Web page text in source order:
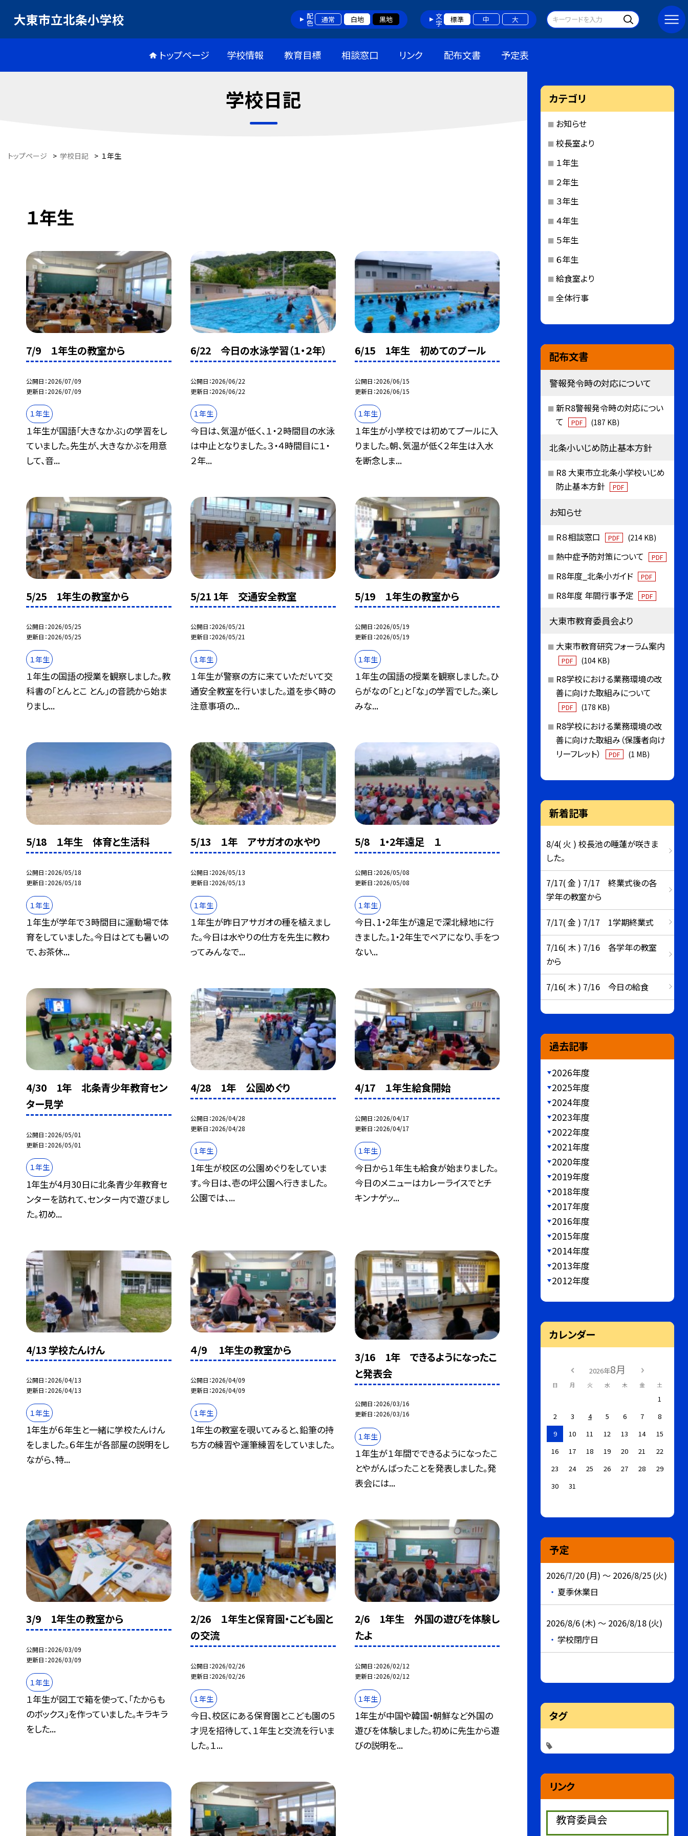
大東市立北条小学校 配色 通常 白地 黒地 文字 標準 中 大
トップページ 学校情報 教育目標 相談窓口 リンク 配布文書 予定表
学校日記
トップページ > 学校日記 > １年生
１年生
7/9 １年生の教室から
公開日 2026/07/09
更新日 2026/07/09
１年生
１年生が国語「大きなかぶ」の学習をし
ていました。先生が、大きなかぶを用意
して、音...
6/22 今日の水泳学習（１・２年）
公開日 2026/06/22
更新日 2026/06/22
１年生
今日は、気温が低く、１・２時間目の水泳
は中止となりました。３・４時間目に１・
２年...
6/15 1年生 初めてのプール
公開日 2026/06/15
更新日 2026/06/15
１年生
１年生が小学校では初めてプールに入
りました。朝、気温が低く２年生は入水
を断念しま...
5/25 1年生の教室から
公開日 2026/05/25
更新日 2026/05/25
１年生
１年生の国語の授業を観察しました。教
科書の「とんとこ とん」の音読から始ま
りまし...
5/21 1年 交通安全教室
公開日 2026/05/21
更新日 2026/05/21
１年生
１年生が警察の方に来ていただいて交
通安全教室を行いました。道を歩く時の
注意事項の...
5/19 １年生の教室から
公開日 2026/05/19
更新日 2026/05/19
１年生
１年生の国語の授業を観察しました。ひ
らがなの「と」と「な」の学習でした。楽し
みな...
5/18 １年生 体育と生活科
公開日 2026/05/18
更新日 2026/05/18
１年生
１年生が学年で３時間目に運動場で体
育をしていました。今日はとても暑いの
で、お茶休...
5/13 １年 アサガオの水やり
公開日 2026/05/13
更新日 2026/05/13
１年生
１年生が昨日アサガオの種を植えまし
た。今日は水やりの仕方を先生に教わ
ってみんなで...
5/8 1・2年遠足 １
公開日 2026/05/08
更新日 2026/05/08
１年生
今日、1・2年生が遠足で深北緑地に行
きました。1・2年生でペアになり、手をつ
ない...
4/30 1年 北条青少年教育セン
ター見学
公開日 2026/05/01
更新日 2026/05/01
１年生
1年生が4月30日に北条青少年教育セ
ンターを訪れて、センター内で遊びまし
た。初め...
4/28 1年 公園めぐり
公開日 2026/04/28
更新日 2026/04/28
１年生
1年生が校区の公園めぐりをしていま
す。今日は、壱の坪公園へ行きました。
公園では、...
4/17 １年生給食開始
公開日 2026/04/17
更新日 2026/04/17
１年生
今日から１年生も給食が始まりました。
今日のメニューはカレーライスでとチ
キンナゲッ...
4/13 学校たんけん
公開日 2026/04/13
更新日 2026/04/13
１年生
1年生が６年生と一緒に学校たんけん
をしました。６年生が各部屋の説明をし
ながら、特...
４/9 1年生の教室から
公開日 2026/04/09
更新日 2026/04/09
１年生
1年生の教室を覗いてみると、鉛筆の持
ち方の練習や運筆練習をしていました。
3/16 1年 できるようになったこ
と発表会
公開日 2026/03/16
更新日 2026/03/16
１年生
１年生が１年間でできるようになったこ
とやがんばったことを発表しました。発
表会には...
3/9 1年生の教室から
公開日 2026/03/09
更新日 2026/03/09
１年生
１年生が図工で箱を使って、「たからも
のボックス」を作っていました。キラキラ
をした...
2/26 １年生と保育園・こども園と
の交流
公開日 2026/02/26
更新日 2026/02/26
１年生
今日、校区にある保育園とこども園の５
才児を招待して、１年生と交流を行いま
した。１...
2/6 1年生 外国の遊びを体験し
たよ
公開日 2026/02/12
更新日 2026/02/12
１年生
1年生が中国や韓国・朝鮮など外国の
遊びを体験しました。初めに先生から遊
びの説明を...
カテゴリ
お知らせ
校長室より
１年生
２年生
３年生
４年生
５年生
６年生
給食室より
全体行事
配布文書
警報発令時の対応について
新Ｒ8警報発令時の対応につい
て
PDF (187 KB)
北条小いじめ防止基本方針
R8 大東市立北条小学校いじめ
防止基本方針
PDF
お知らせ
R８相談窓口 PDF (214 KB)
熱中症予防対策について PDF
R8年度_北条小ガイド PDF
R8年度 年間行事予定 PDF
大東市教育委員会より
大東市教育研究フォーラム案内
PDF (104 KB)
R8学校における業務環境の改
善に向けた取組みについて
PDF (178 KB)
R8学校における業務環境の改
善に向けた取組み（保護者向け
リーフレット）
PDF (1 MB)
新着記事
8/4( 火 ) 校長池の睡蓮が咲きま
した。
7/17( 金 ) 7/17 終業式後の各
学年の教室から
7/17( 金 ) 7/17 1学期終業式
7/16( 木 ) 7/16 各学年の教室
から
7/16( 木 ) 7/16 今日の給食
過去記事
2026年度
2025年度
2024年度
2023年度
2022年度
2021年度
2020年度
2019年度
2018年度
2017年度
2016年度
2015年度
2014年度
2013年度
2012年度
カレンダー
2026年8月
日 月 火 水 木 金 土
1
2
3 4 5 6 7
8
9
10 11 12 13 14
15
16
17 18 19 20 21
22
23
24 25 26 27 28
29
30
31
予定
2026/7/20 (月) ～ 2026/8/25 (火)
夏季休業日
2026/8/6 (木) ～ 2026/8/18 (火)
学校閉庁日
タグ
リンク
教育委員会